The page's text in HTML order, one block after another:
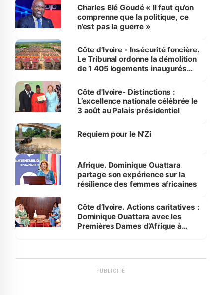
Charles Blé Goudé « Il faut qu’on
comprenne que la politique, ce
n’est pas la guerre »
Côte d’Ivoire - Insécurité foncière.
Le Tribunal ordonne la démolition
de 1 405 logements inaugurés
Bassam
Côte d'Ivoire- Distinctions :
L’excellence nationale célébrée le
3 août au Palais présidentiel
Requiem pour le N’Zi
Afrique. Dominique Ouattara
partage son expérience sur la
résilience des femmes africaines
Côte d’Ivoire. Actions caritatives :
Dominique Ouattara avec les
Premières Dames d’Afrique à
PUBLICITÉ